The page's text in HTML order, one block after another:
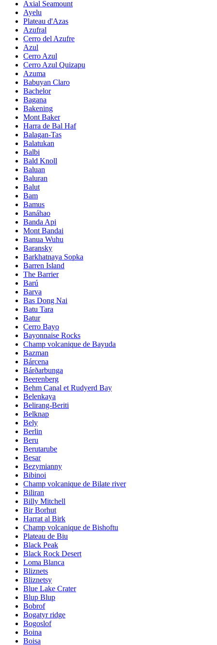
Axial Seamount
Ayelu
Plateau d'Azas
Azufral
Cerro del Azufre
Azul
Cerro Azul
Cerro Azul Quizapu
Azuma
Babuyan Claro
Bachelor
Bagana
Bakening
Mont Baker
Harra de Bal Haf
Balagan-Tas
Balatukan
Balbi
Bald Knoll
Baluan
Baluran
Balut
Bam
Bamus
Banáhao
Banda Api
Mont Bandai
Banua Wuhu
Baransky
Barkhatnaya Sopka
Barren Island
The Barrier
Barú
Barva
Bas Dong Nai
Batu Tara
Batur
Cerro Bayo
Bayonnaise Rocks
Champ volcanique de Bayuda
Bazman
Bárcena
Bárðarbunga
Beerenberg
Behm Canal et Rudyerd Bay
Belenkaya
Belirang-Beriti
Belknap
Bely
Berlin
Beru
Berutarube
Besar
Bezymianny
Bibinoi
Champ volcanique de Bilate river
Biliran
Billy Mitchell
Bir Borhut
Harrat al Birk
Champ volcanique de Bishoftu
Plateau de Biu
Black Peak
Black Rock Desert
Loma Blanca
Bliznets
Bliznetsy
Blue Lake Crater
Blup Blup
Bobrof
Bogatyr ridge
Bogoslof
Boina
Boisa